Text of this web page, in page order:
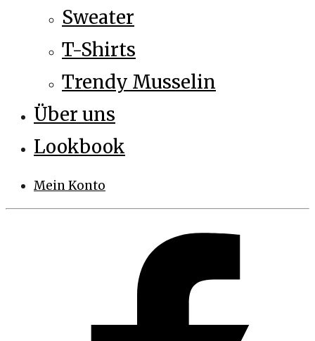
Sweater
T-Shirts
Trendy Musselin
Über uns
Lookbook
Mein Konto